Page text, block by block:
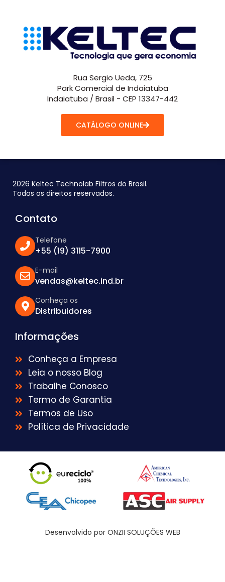
Rua Sergio Ueda, 725
Park Comercial de Indaiatuba
Indaiatuba / Brasil - CEP 13347-442
CATÁLOGO ONLINE
2026 Keltec Technolab Filtros do Brasil.
Todos os direitos reservados.
Contato
Telefone
+55 (19) 3115-7900
E-mail
vendas@keltec.ind.br
Conheça os
Distribuidores
Informações
Conheça a Empresa
Leia o nosso Blog
Trabalhe Conosco
Termo de Garantia
Termos de Uso
Política de Privacidade
Desenvolvido por ONZII SOLUÇÕES WEB